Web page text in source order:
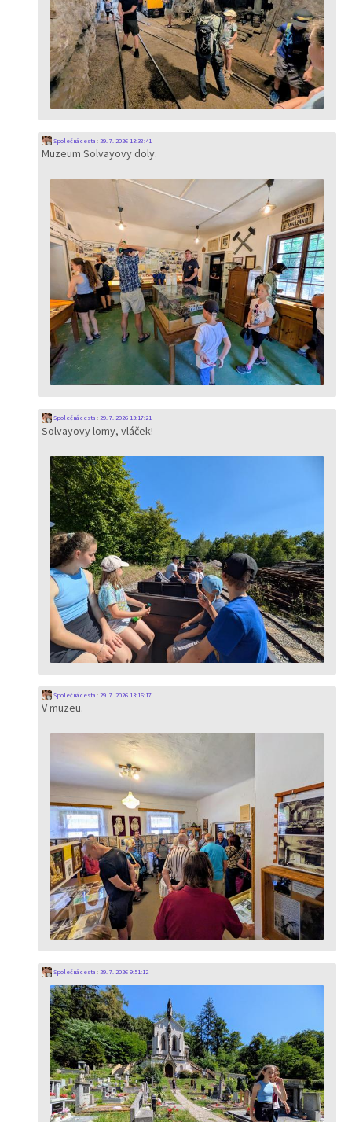
Společná cesta: 29. 7. 2026 13:38:41
Muzeum Solvayovy doly.
Společná cesta: 29. 7. 2026 13:17:21
Solvayovy lomy, vláček!
Společná cesta: 29. 7. 2026 13:16:17
V muzeu.
Společná cesta: 29. 7. 2026 9:51:12